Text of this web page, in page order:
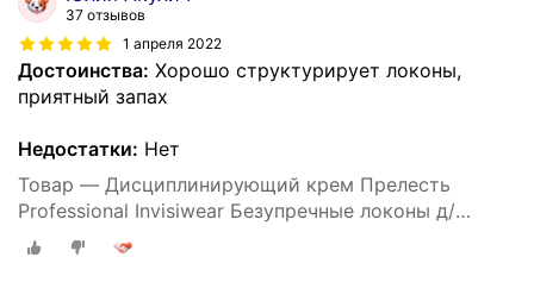
37 отзывов
1 апреля 2022
Достоинства: Хорошо структурирует локоны,
приятный запах
Недостатки: Нет
Товар — Дисциплинирующий крем Прелесть
Professional Invisiwear Безупречные локоны д/
укладки кудрявых и волнистых волос, 150 мл